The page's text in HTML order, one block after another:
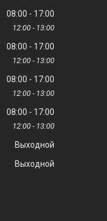
08:00 17:00
12:00 13:00
08:00 17:00
12:00 13:00
08:00 17:00
12:00 13:00
08:00 17:00
12:00 13:00
Выходной
Выходной